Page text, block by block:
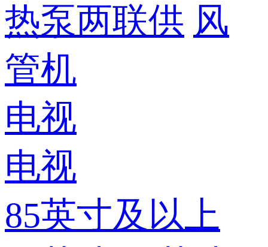
热泵两联供 风
管机
电视
电视
85英寸及以上